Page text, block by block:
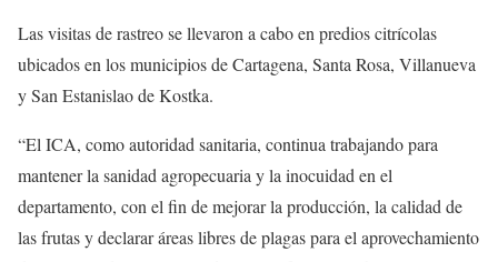
Las visitas de rastreo se llevaron a cabo en predios citrícolas
ubicados en los municipios de Cartagena, Santa Rosa, Villanueva
y San Estanislao de Kostka.
“El ICA, como autoridad sanitaria, continua trabajando para
mantener la sanidad agropecuaria y la inocuidad en el
departamento, con el fin de mejorar la producción, la calidad de
las frutas y declarar áreas libres de plagas para el aprovechamiento